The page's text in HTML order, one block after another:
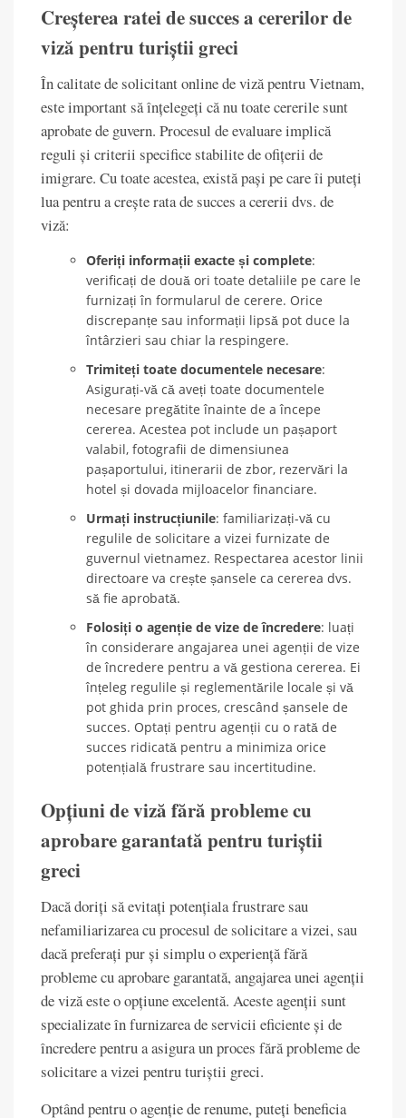
Creșterea ratei de succes a cererilor de
viză pentru turiștii greci
În calitate de solicitant online de viză pentru Vietnam,
este important să înțelegeți că nu toate cererile sunt
aprobate de guvern. Procesul de evaluare implică
reguli și criterii specifice stabilite de ofițerii de
imigrare. Cu toate acestea, există pași pe care îi puteți
lua pentru a crește rata de succes a cererii dvs. de
viză:
Oferiți informații exacte și complete:
verificați de două ori toate detaliile pe care le
furnizați în formularul de cerere. Orice
discrepanțe sau informații lipsă pot duce la
întârzieri sau chiar la respingere.
Trimiteți toate documentele necesare:
Asigurați-vă că aveți toate documentele
necesare pregătite înainte de a începe
cererea. Acestea pot include un pașaport
valabil, fotografii de dimensiunea
pașaportului, itinerarii de zbor, rezervări la
hotel și dovada mijloacelor financiare.
Urmați instrucțiunile: familiarizați-vă cu
regulile de solicitare a vizei furnizate de
guvernul vietnamez. Respectarea acestor linii
directoare va crește șansele ca cererea dvs.
să fie aprobată.
Folosiți o agenție de vize de încredere: luați
în considerare angajarea unei agenții de vize
de încredere pentru a vă gestiona cererea. Ei
înțeleg regulile și reglementările locale și vă
pot ghida prin proces, crescând șansele de
succes. Optați pentru agenții cu o rată de
succes ridicată pentru a minimiza orice
potențială frustrare sau incertitudine.
Opțiuni de viză fără probleme cu
aprobare garantată pentru turiștii
greci
Dacă doriți să evitați potențiala frustrare sau
nefamiliarizarea cu procesul de solicitare a vizei, sau
dacă preferați pur și simplu o experiență fără
probleme cu aprobare garantată, angajarea unei agenții
de viză este o opțiune excelentă. Aceste agenții sunt
specializate în furnizarea de servicii eficiente și de
încredere pentru a asigura un proces fără probleme de
solicitare a vizei pentru turiștii greci.
Optând pentru o agenție de renume, puteți beneficia